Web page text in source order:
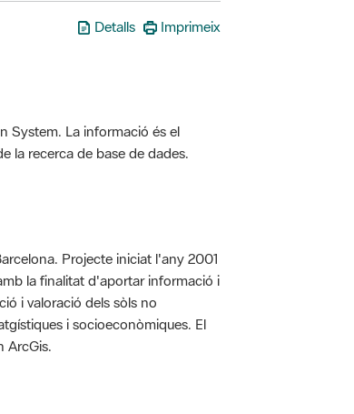
Detalls Imprimeix
System. La informació és el
la recerca de base de dades.
Projecte iniciat l'any 2001
la finalitat d'aportar informació i
i valoració dels sòls no
i socioeconòmiques. El
ArcGis.